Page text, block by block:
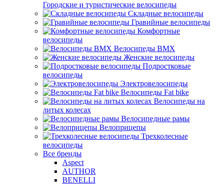
Городские и туристические велосипеды
Складные велосипеды
Гравийные велосипеды
Комфортные
велосипеды
Велосипеды BMX
Женские велосипеды
Подростковые
велосипеды
Электровелосипеды
Велосипеды Fat bike
Велосипеды на
литых колесах
Велосипедные рамы
Велоприцепы
Трехколесные
велосипеды
Все бренды
Aspect
AUTHOR
BENELLI